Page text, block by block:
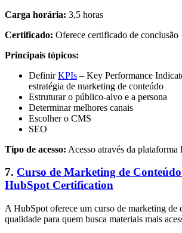
Carga horária: 3,5 horas
Certificado: Oferece certificado de conclusão
Principais tópicos:
DefinirKPIs – Key Performance
estratégia de marketing de conteúdo
Estruturar o público-alvo e a persona
Determinar melhores canais
Escolher o CMS
SEO
Tipo de acesso: Acesso através da plataforma
7. Curso de Marketing de
HubSpot Certification
A HubSpot oferece um curso de marketing de
qualidade para quem busca materiais mais